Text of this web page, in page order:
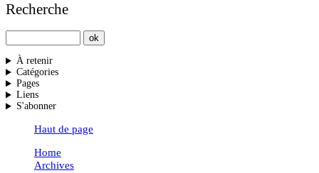
Recherche
À retenir
Catégories
Pages
Liens
S'abonner
Haut de page
Home
Archives